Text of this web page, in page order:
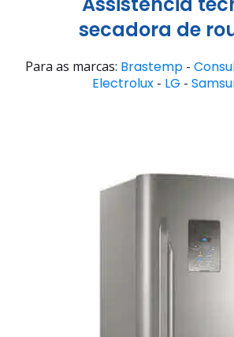
secadora de
Para as marcas: Brastemp -
Electrolux- LG -